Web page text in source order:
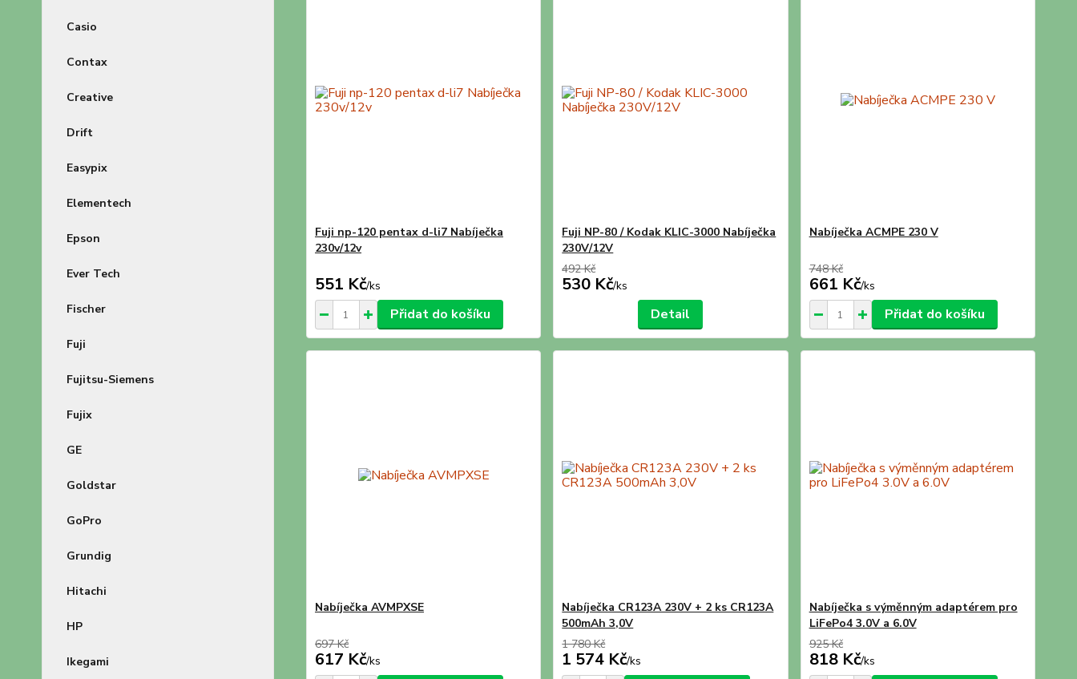
Casio
Contax
Creative
Drift
Easypix
Elementech
Epson
Ever Tech
Fischer
Fuji
Fujitsu-Siemens
Fujix
GE
Goldstar
GoPro
Grundig
Hitachi
HP
Ikegami
Fuji np-120 pentax d-li7 Nabíječka
230v/12v
551 Kč/ks
Přidat do košíku
Fuji NP-80 / Kodak KLIC-3000 Nabíječka
230V/12V
492 Kč
530 Kč/ks
Detail
Nabíječka ACMPE 230 V
748 Kč
661 Kč/ks
Přidat do košíku
Nabíječka AVMPXSE
697 Kč
617 Kč/ks
Nabíječka CR123A 230V + 2 ks CR123A
500mAh 3,0V
1 780 Kč
1 574 Kč/ks
Nabíječka s výměnným adaptérem pro
LiFePo4 3.0V a 6.0V
925 Kč
818 Kč/ks